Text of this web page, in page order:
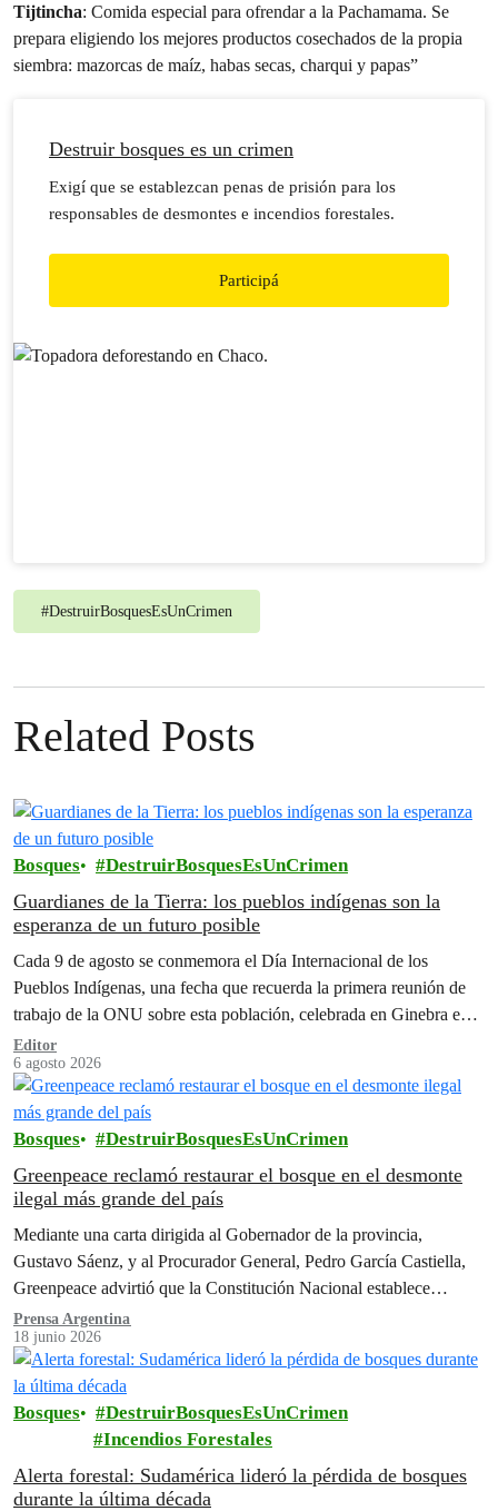
Tijtincha: Comida especial para ofrendar a la Pachamama. Se
prepara eligiendo los mejores productos cosechados de la propia
siembra: mazorcas de maíz, habas secas, charqui y papas”
Destruir bosques es un crimen
Exigí que se establezcan penas de prisión para los
responsables de desmontes e incendios forestales.
Participá
#DestruirBosquesEsUnCrimen
Related Posts
Bosques DestruirBosquesEsUnCrimen
Guardianes de la Tierra: los pueblos indígenas son la
esperanza de un futuro posible
Cada 9 de agosto se conmemora el Día Internacional de los
Pueblos Indígenas, una fecha que recuerda la primera reunión de
trabajo de la ONU sobre esta población, celebrada en Ginebra en
1982.
Editor
6 agosto 2026
Bosques DestruirBosquesEsUnCrimen
Greenpeace reclamó restaurar el bosque en el desmonte
ilegal más grande del país
Mediante una carta dirigida al Gobernador de la provincia,
Gustavo Sáenz, y al Procurador General, Pedro García Castiella,
Greenpeace advirtió que la Constitución Nacional establece
claramente en su artículo 41…
Prensa Argentina
18 junio 2026
Bosques
DestruirBosquesEsUnCrimen
Incendios Forestales
Alerta forestal: Sudamérica lideró la pérdida de bosques
durante la última década